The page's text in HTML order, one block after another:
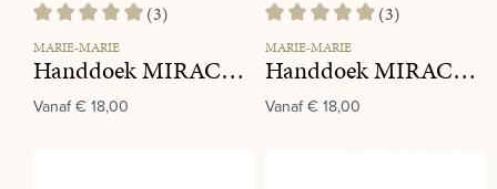
Gemiddelde waardering van 5 van 5 sterren
(3)
MARIE-MARIE
Handdoek MIRACLE 770 Linen
Vanaf€ 18,00
Gemiddelde waardering van 5
(3)
MARIE-MARIE
Handdoek MIRACLE 910 Concrete
Vanaf€ 18,00